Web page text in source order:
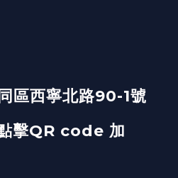
區西寧北路90-1號
擊QR code 加